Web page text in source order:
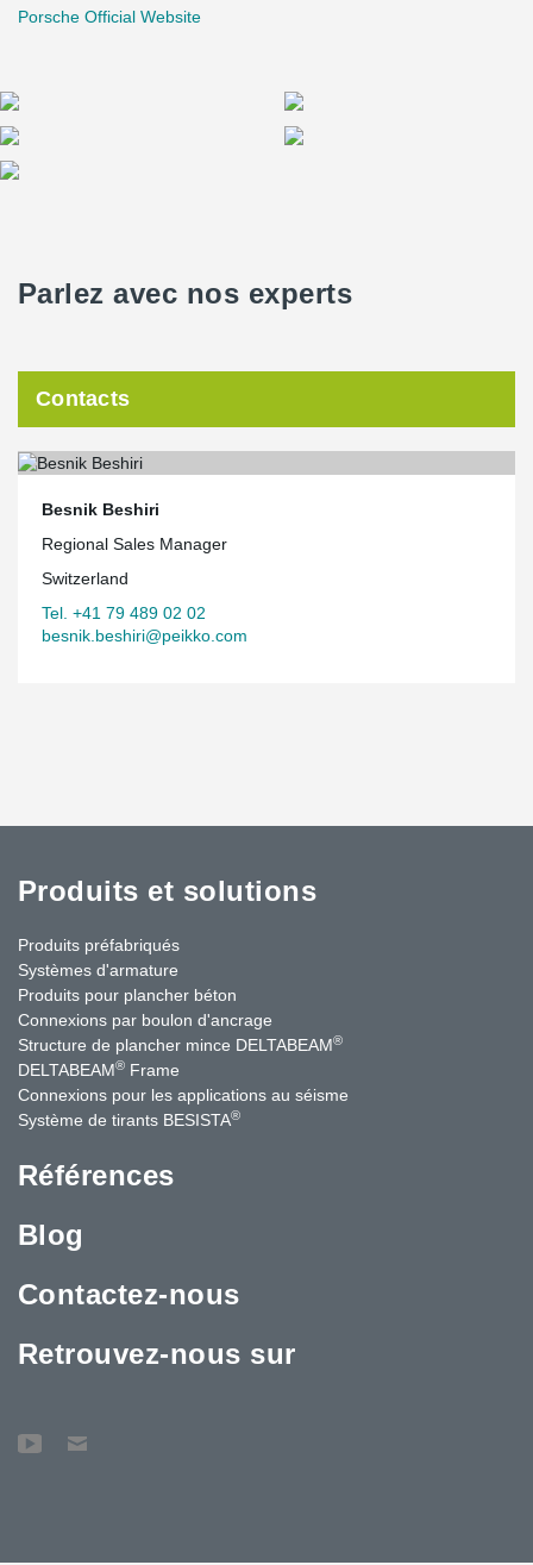
Porsche Official Website
Parlez avec nos experts
Contacts
Besnik Beshiri
Regional Sales Manager
Switzerland
Tel. +41 79 489 02 02
besnik.beshiri@peikko.com
Produits et solutions
Produits préfabriqués
Systèmes d'armature
Produits pour plancher béton
Connexions par boulon d'ancrage
Structure de plancher mince DELTABEAM®
DELTABEAM® Frame
Connexions pour les applications au séisme
Système de tirants BESISTA®
Références
Blog
Contactez-nous
Retrouvez-nous sur